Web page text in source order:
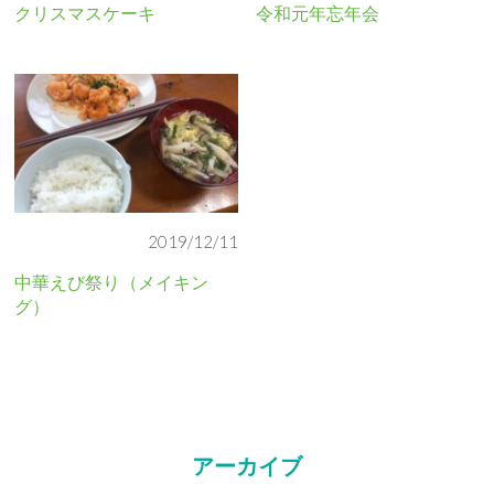
クリスマスケーキ 令和元年忘年会
2019/12/11
中華えび祭り（メイキン
グ）
アーカイブ